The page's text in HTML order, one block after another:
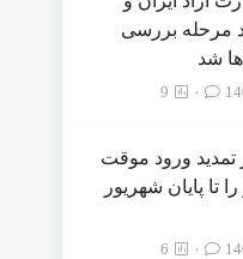
مرحله بررسی
شد
9
تمدید ورود موقت
تا پایان شهریور
6